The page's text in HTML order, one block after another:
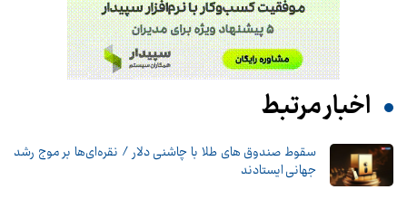
اخبار مرتبط
سقوط صندوق های طلا با چاشنی دلار / نقره‌ای‌ها بر موج رشد
جهانی ایستادند